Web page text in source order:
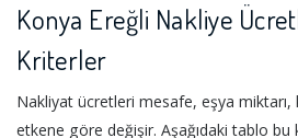
Konya Ereğli Nakliye
Kriterler
Nakliyat ücretleri mesafe, eşya
etkene göre değişir. Aşağıdaki tablo bu